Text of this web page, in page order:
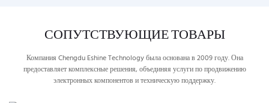
СОПУТСТВУЮЩИЕ ТОВАРЫ
Компания Chengdu Eshine Technology была основана в 2009 году. Она
предоставляет комплексные решения, объединяя услуги по продвижению
электронных компонентов и техническую поддержку.